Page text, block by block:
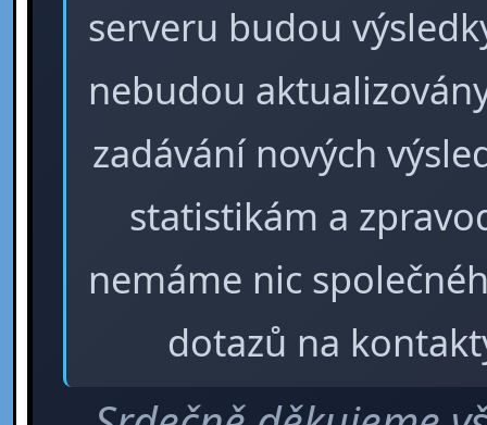
serveru budou
nebudou
zadávání nových
statistikám a
nemáme nic
dotazů na